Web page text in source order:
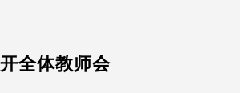
全体教师会